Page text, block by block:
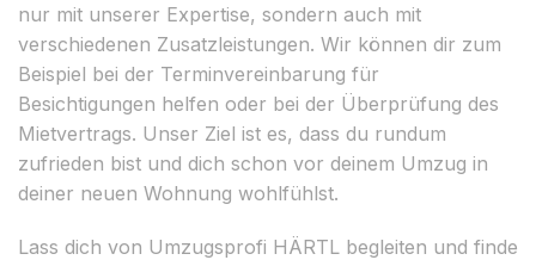
nur mit unserer Expertise, sondern auch mit
verschiedenen Zusatzleistungen. Wir können dir zum
Beispiel bei der Terminvereinbarung für
Besichtigungen helfen oder bei der Überprüfung des
Mietvertrags. Unser Ziel ist es, dass du rundum
zufrieden bist und dich schon vor deinem Umzug in
deiner neuen Wohnung wohlfühlst.
Lass dich von Umzugsprofi HÄRTL begleiten und finde